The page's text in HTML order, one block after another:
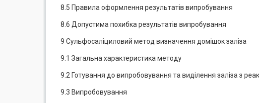
8.5 Правила оформлення результатів випробування
8.6 Допустима похибка результатів випробування
9 Сульфосаліциловий метод визначення домішок заліза
9.1 Загальна характеристика методу
9.2 Готування до випробовування та виділення заліза з
9.3 Випробовування